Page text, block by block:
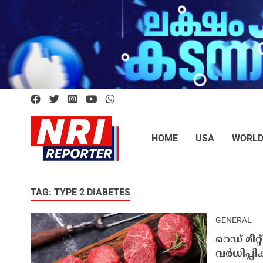
HOME USA WORLD
TAG: TYPE 2 DIABETES
GENERAL
റെഡ്